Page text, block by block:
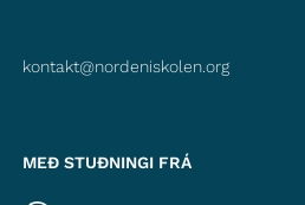
kontakt@nordeniskolen.org
MEÐ STUÐNINGI FRÁ